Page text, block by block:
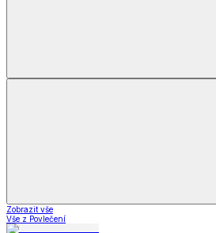
Zobrazit vše
Vše z Povlečení